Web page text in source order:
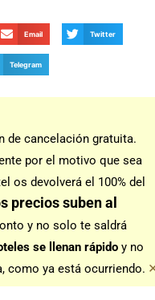
Email Twitter
Telegram
de cancelación gratuita.
por el motivo que sea
os devolverá el 100% del
precios suben al
y no solo te saldrá
se llenan rápido y no
como ya está ocurriendo.